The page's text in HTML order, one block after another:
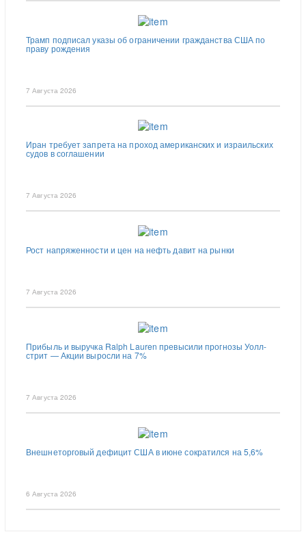
Трамп подписал указы об ограничении гражданства США по
праву рождения
7 Августа 2026
Иран требует запрета на проход американских и израильских
судов в соглашении
7 Августа 2026
Рост напряженности и цен на нефть давит на рынки
7 Августа 2026
Прибыль и выручка Ralph Lauren превысили прогнозы Уолл-
стрит — Акции выросли на 7%
7 Августа 2026
Внешнеторговый дефицит США в июне сократился на 5,6%
6 Августа 2026